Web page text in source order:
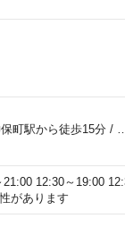
町駅から徒歩15分/
12:30～19:00
があります